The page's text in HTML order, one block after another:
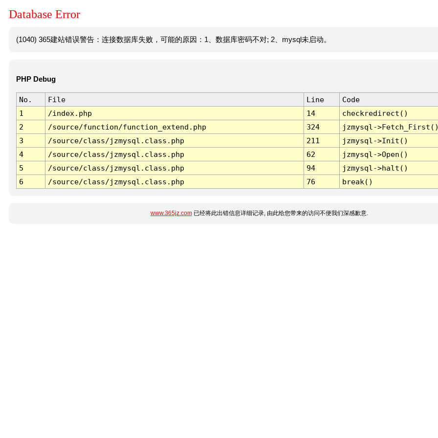
Database Error
(1040) 365建站错误警告：连接数据库失败，可能的原因：1、数据库密码不对; 2、mysql未启动。
PHP Debug
No. File Line
Code
1
/index.php 14
checkredirect()
2
/source/function/function_extend.php 324
jzmysql-
3
/source/class/jzmysql.class.php 211
jzmysql->Init()
4
/source/class/jzmysql.class.php 62
jzmysql->Open()
5
/source/class/jzmysql.class.php 94
jzmysql->halt()
6
/source/class/jzmysql.class.php 76 break()
www.365jz.com已经将此出错信息详细记录, 由此给您带来的访问不便我们深感歉意.